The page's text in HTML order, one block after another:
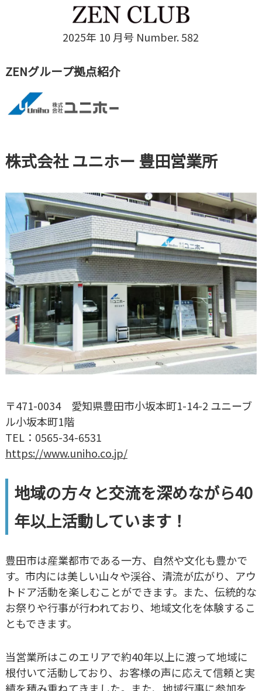
2025年 10 月号 Number. 582
ZENグループ拠点紹介
株式会社 ユニホー 豊田営業所
〒471-0034 愛知県豊田市小坂本町1-14-2 ユニーブ
ル小坂本町1階
TEL：0565-34-6531
https://www.uniho.co.jp/
地域の方々と交流を深めながら40
年以上活動しています！
豊田市は産業都市である一方、自然や文化も豊かで
す。市内には美しい山々や渓谷、清流が広がり、アウ
トドア活動を楽しむことができます。また、伝統的な
お祭りや行事が行われており、地域文化を体験するこ
ともできます。
当営業所はこのエリアで約40年以上に渡って地域に
根付いて活動しており、お客様の声に応えて信頼と実